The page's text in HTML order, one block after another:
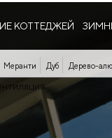
КОТТЕДЖЕЙ
Меранти Дуб Дерево-